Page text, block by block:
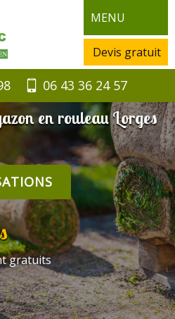
MENU
Devis gratuit
06 43 36 24 57
en rouleau Lorges
gratuits